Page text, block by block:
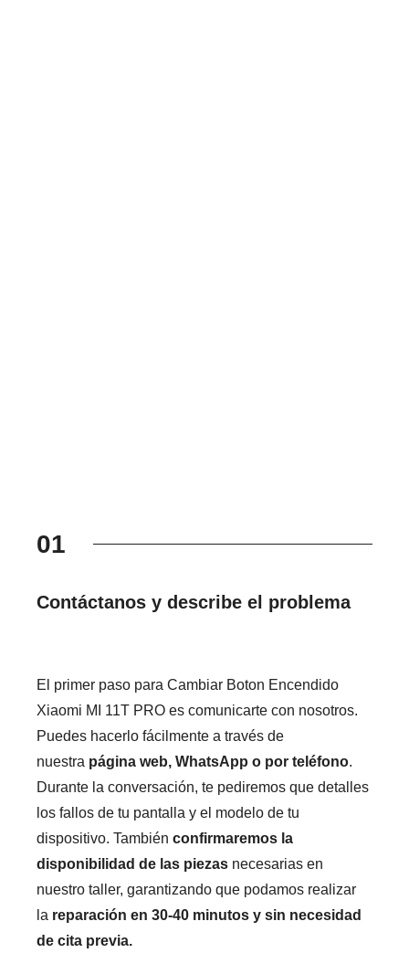
01
Contáctanos y describe el problema
El primer paso para Cambiar Boton Encendido
Xiaomi MI 11T PRO es comunicarte con nosotros.
Puedes hacerlo fácilmente a través de
nuestra página web, WhatsApp o por teléfono.
Durante la conversación, te pediremos que detalles
los fallos de tu pantalla y el modelo de tu
dispositivo. Tambiénconfirmaremos la
disponibilidad de las piezas necesarias en
nuestro taller, garantizando que podamos realizar
la reparación en 30-40 minutos y sin necesidad
de cita previa.